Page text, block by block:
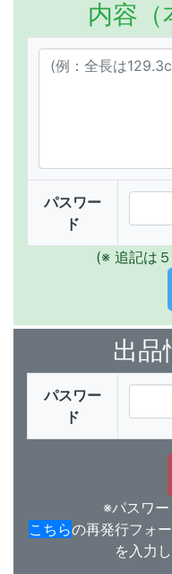
内容（
パスワー
ド
(※ 追記は
出品
パスワー
ド
※パスワー
こちらの再発行フォ
を入力